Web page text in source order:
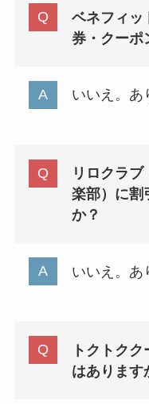
ベネフィッ
券・クーポ
いいえ。あ
リロクラ
楽部）に割
か？
いいえ。あ
トクトク
はあります